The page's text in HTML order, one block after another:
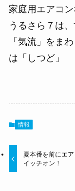
家庭用エアコ
うるさら７は
「気流」をま
は「しつど」
情報
夏本番を前にエ
イッチオン！